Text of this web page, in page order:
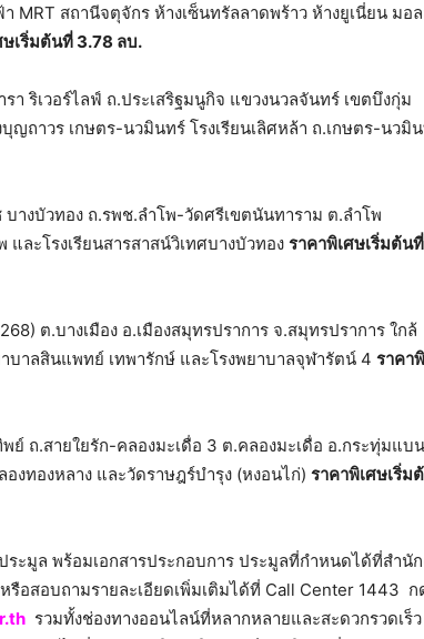
MRT สถานีจตุจักร ห้างเซ็นทรัลลาดพร้าว ห้างยูเนี่ยน มอ
ษเริ่มต้นที่ 3.78 ลบ.
า ริเวอร์ไลฟ์ ถ.ประเสริฐมนูกิจ แขวงนวลจันทร์ เขตบึงกุ่ม
ญถาวร เกษตร-นวมินทร์ โรงเรียนเลิศหล้า ถ.เกษตร-นวมิ
างบัวทอง ถ.รพช.ลำโพ-วัดศรีเขตนันทาราม ต.ลำโพ
ละโรงเรียนสารสาสน์วิเทศบางบัวทอง ราคาพิเศษเริ่มต้น
ต.บางเมือง อ.เมืองสมุทรปราการ จ.สมุทรปราการ ใกล้
บาลสินแพทย์ เทพารักษ์ และโรงพยาบาลจุฬารัตน์ 4 ราคา
ย์ ถ.สายใยรัก-คลองมะเดื่อ 3 ต.คลองมะเดื่อ อ.กระทุ่มแบน
งทองหลาง และวัดราษฎร์บำรุง (หงอนไก่) ราคาพิเศษเริ่ม
ะมูล พร้อมเอกสารประกอบการ ประมูลที่กำหนดได้ที่สำนั
รือสอบถามรายละเอียดเพิ่มเติมได้ที่ Call Center 1443 ก
รวมทั้งช่องทางออนไลน์ที่หลากหลายและสะดวกรวดเร็